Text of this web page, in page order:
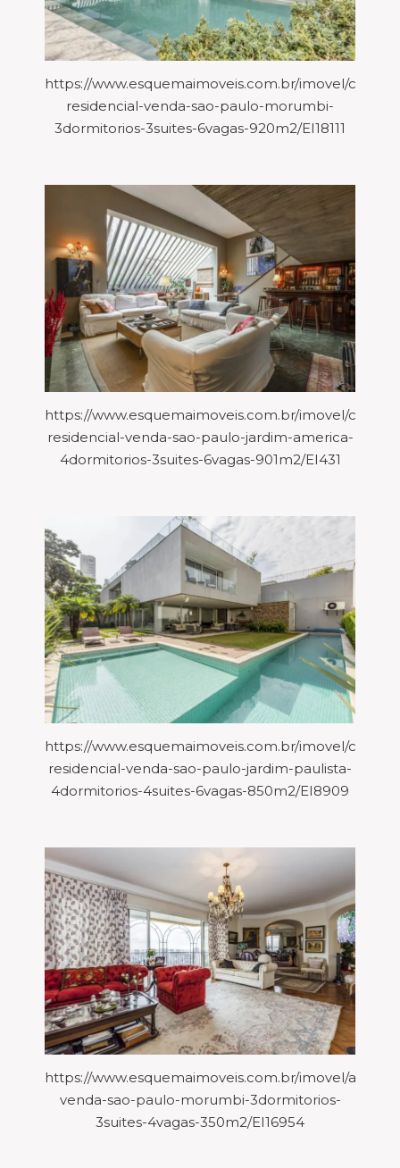
https://www.esquemaimoveis.com.br/imovel/casa-
residencial-venda-sao-paulo-morumbi-
3dormitorios-3suites-6vagas-920m2/EI18111
https://www.esquemaimoveis.com.br/imovel/casa-
residencial-venda-sao-paulo-jardim-america-
4dormitorios-3suites-6vagas-901m2/EI431
https://www.esquemaimoveis.com.br/imovel/casa-
residencial-venda-sao-paulo-jardim-paulista-
4dormitorios-4suites-6vagas-850m2/EI8909
https://www.esquemaimoveis.com.br/imovel/
venda-sao-paulo-morumbi-3dormitorios-
3suites-4vagas-350m2/EI16954